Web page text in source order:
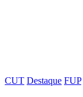
CUT Destaque FUP